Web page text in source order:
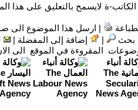
الكاتب-ة لايسمح بالتعليق على هذا
| ارسل هذا الموضوع الى
بحث | إضافة إلى المفضلة |
المقروءة في الموقع الى